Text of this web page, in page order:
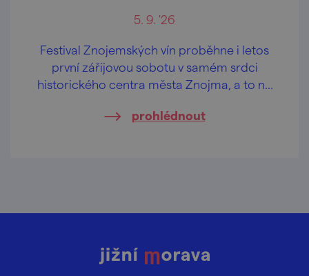
5. 9. '26
Festival Znojemských vín proběhne i letos
první zářijovou sobotu v samém srdci
historického centra města Znojma, a to na
prohlédnout